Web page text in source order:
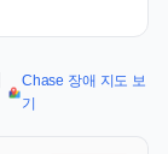
Chase 장애 지도 보
기